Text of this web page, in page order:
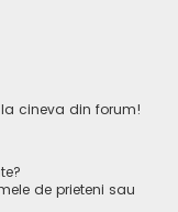
cineva din forum!
de prieteni sau